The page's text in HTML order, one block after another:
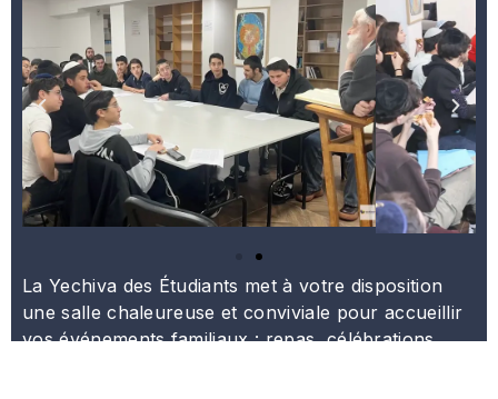
La Yechiva des Étudiants met à votre disposition
une salle chaleureuse et conviviale pour accueillir
vos événements familiaux : repas, célébrations,